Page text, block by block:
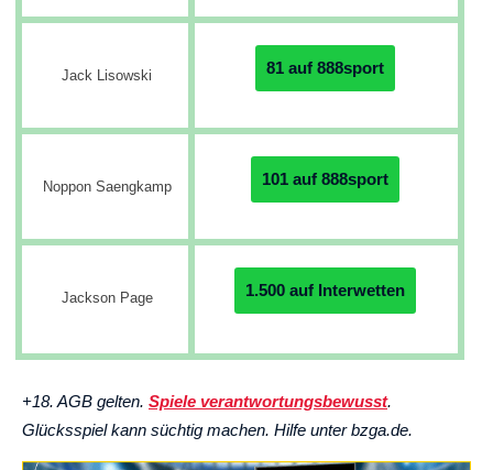
Jack Lisowski 81 auf 888sport
Noppon Saengkamp 101 auf 888sport
Jackson Page 1.500 auf Interwetten
+18. AGB gelten. Spiele verantwortungsbewusst.
Glücksspiel kann süchtig machen. Hilfe unter bzga.de.